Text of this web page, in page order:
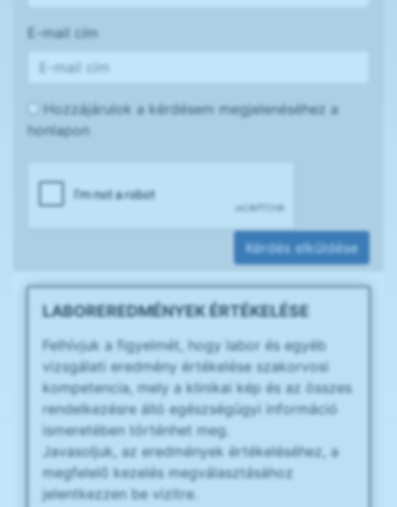
E-mail cím
Hozzájárulok a kérdésem megjelenéséhez a
honlapon
Kérdés elküldése
LABOREREDMÉNYEK ÉRTÉKELÉSE
Felhívjuk a figyelmét, hogy labor és egyéb
vizsgálati eredmény értékelése szakorvosi
kompetencia, mely a klinikai kép és az összes
rendelkezésre álló egészségügyi információ
ismeretében történhet meg.
Javasoljuk, az eredmények értékeléséhez, a
megfelelő kezelés megválasztásához
jelentkezzen be vizitre.